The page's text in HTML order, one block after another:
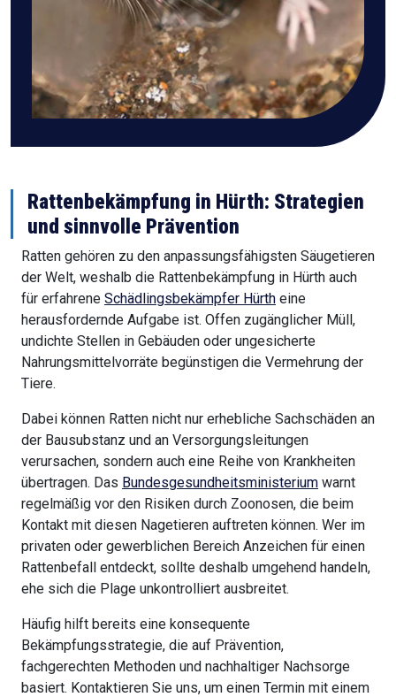
Rattenbekämpfung in Hürth: Strategien
und sinnvolle Prävention
Ratten gehören zu den anpassungsfähigsten Säugetieren
der Welt, weshalb die Rattenbekämpfung in Hürth auch
für erfahrene Schädlingsbekämpfer Hürth eine
herausfordernde Aufgabe ist. Offen zugänglicher Müll,
undichte Stellen in Gebäuden oder ungesicherte
Nahrungsmittelvorräte begünstigen die Vermehrung der
Tiere.
Dabei können Ratten nicht nur erhebliche Sachschäden an
der Bausubstanz und an Versorgungsleitungen
verursachen, sondern auch eine Reihe von Krankheiten
übertragen. Das Bundesgesundheitsministerium warnt
regelmäßig vor den Risiken durch Zoonosen, die beim
Kontakt mit diesen Nagetieren auftreten können. Wer im
privaten oder gewerblichen Bereich Anzeichen für einen
Rattenbefall entdeckt, sollte deshalb umgehend handeln,
ehe sich die Plage unkontrolliert ausbreitet.
Häufig hilft bereits eine konsequente
Bekämpfungsstrategie, die auf Prävention,
fachgerechten Methoden und nachhaltiger Nachsorge
basiert. Kontaktieren Sie uns, um einen Termin mit einem